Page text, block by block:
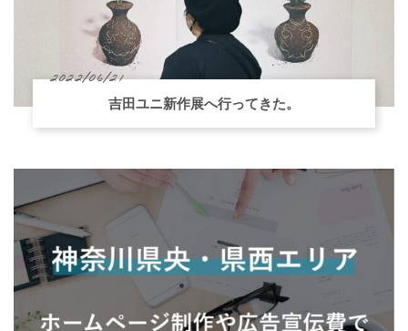
2022/06/21
吉田ユニ新作展へ行ってきた。